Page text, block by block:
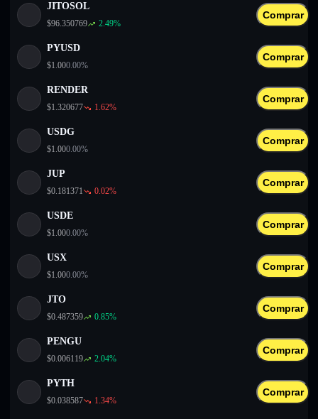
JITOSOL
$96.350769 2.49%
Comprar
PYUSD
$1.000.00%
Comprar
RENDER
$1.320677 1.62%
Comprar
USDG
$1.000.00%
Comprar
JUP
$0.181371 0.02%
Comprar
USDE
$1.000.00%
Comprar
USX
$1.000.00%
Comprar
JTO
$0.487359 0.85%
Comprar
PENGU
$0.006119 2.04%
Comprar
PYTH
$0.038587 1.34%
Comprar